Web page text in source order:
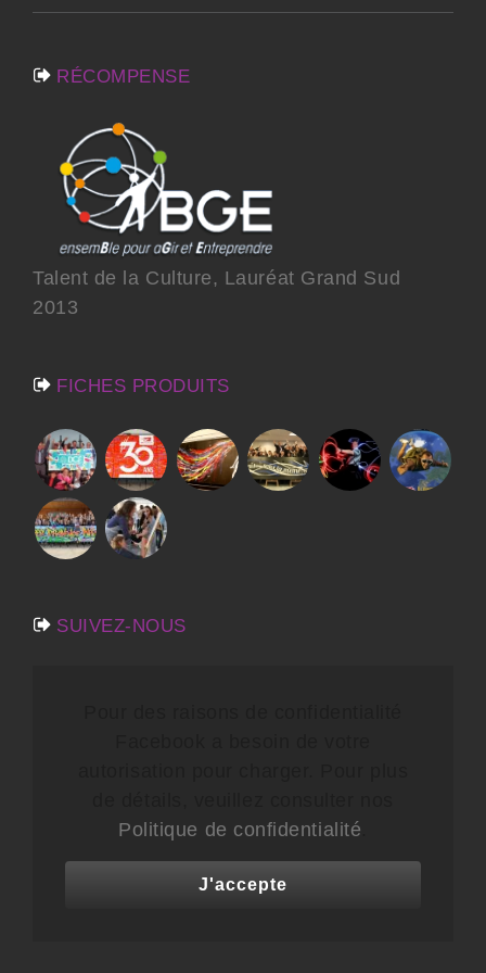
RÉCOMPENSE
Talent de la Culture, Lauréat Grand Sud
2013
FICHES PRODUITS
SUIVEZ-NOUS
Politique de confidentialité
J'accepte